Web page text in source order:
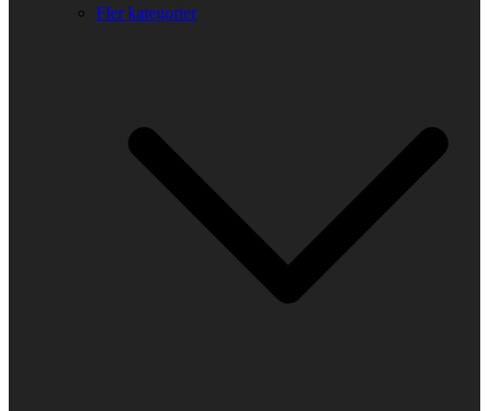
Fler kategorier